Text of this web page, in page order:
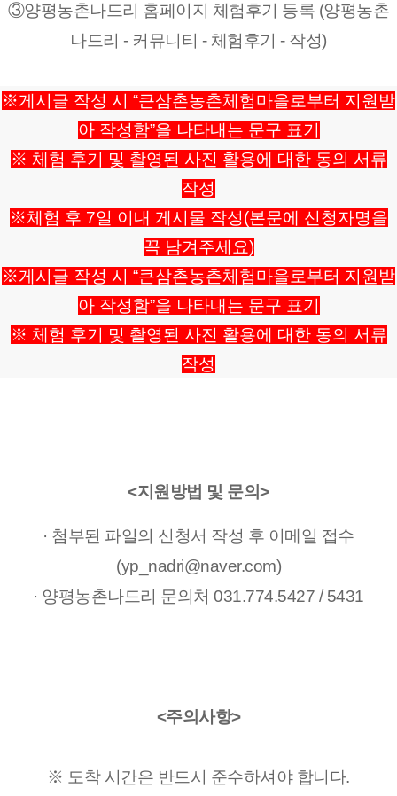
③양평농촌나드리 홈페이지 체험후기 등록 (양평농촌
나드리 - 커뮤니티 - 체험후기 - 작성)
※게시글 작성 시 “큰삼촌농촌체험마을로부터 지원받
아 작성함”을 나타내는 문구 표기
※ 체험 후기 및 촬영된 사진 활용에 대한 동의 서류
작성
※체험 후 7일 이내 게시물 작성(본문에 신청자명을
꼭 남겨주세요)
※게시글 작성 시 “큰삼촌농촌체험마을로부터 지원받
아 작성함”을 나타내는 문구 표기
※ 체험 후기 및 촬영된 사진 활용에 대한 동의 서류
작성
<지원방법 및 문의>
· 첨부된 파일의 신청서 작성 후 이메일 접수
(yp_nadri@naver.com)
· 양평농촌나드리 문의처 031.774.5427 / 5431
<주의사항>
※ 도착 시간은 반드시 준수하셔야 합니다.